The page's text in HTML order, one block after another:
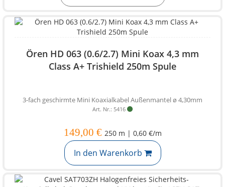
Ören HD 063 (0.6/2.7) Mini Koax 4,3 mm
Class A+ Trishield 250m Spule
3-fach geschirmte Mini Koaxialkabel Außenmantel ø 4,30mm
Art. Nr.: 5416
149,00 € 250 m | 0,60 €/m
In den Warenkorb